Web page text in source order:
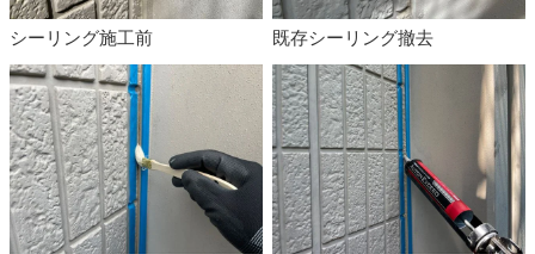
シーリング施工前 既存シーリング撤去